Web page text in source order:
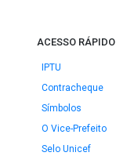
ACESSO RÁPIDO
IPTU
Contracheque
Símbolos
O Vice-Prefeito
Selo Unicef